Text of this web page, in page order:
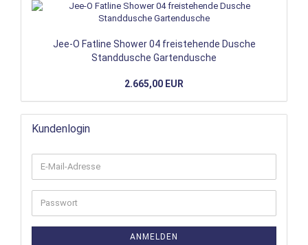
Jee-O Fatline Shower 04 freistehende Dusche
Standdusche Gartendusche
2.665,00 EUR
Kundenlogin
ANMELDEN